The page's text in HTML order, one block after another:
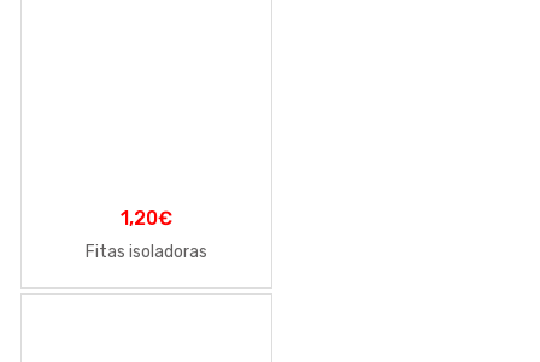
1,20€
Fitas isoladoras